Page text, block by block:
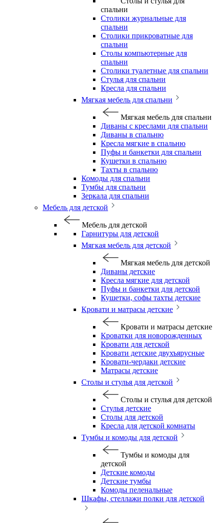
спальни
Столики журнальные для
спальни
Столики прикроватные для
спальни
Столы компьютерные для
спальни
Столики туалетные для спальни
Стулья для спальни
Кресла для спальни
Мягкая мебель для спальни
Мягкая мебель для спальни
Диваны с креслами для спальни
Диваны в спальню
Кресла мягкие в спальню
Пуфы и банкетки для спальни
Кушетки в спальню
Тахты в спальню
Комоды для спальни
Тумбы для спальни
Зеркала для спальни
Мебель для детской
Мебель для детской
Гарнитуры для детской
Мягкая мебель для детской
Мягкая мебель для детской
Диваны детские
Кресла мягкие для детской
Пуфы и банкетки для детской
Кушетки, софы тахты детские
Кровати и матрасы детские
Кровати и матрасы детские
Кроватки для новорожденных
Кровати для детской
Кровати детские двухъярусные
Кровати-чердаки детские
Матрасы детские
Столы и стулья для детской
Столы и стулья для детской
Стулья детские
Столы для детской
Кресла для детской комнаты
Тумбы и комоды для детской
Тумбы и комоды для
детской
Детские комоды
Детские тумбы
Комоды пеленальные
Шкафы, стеллажи полки для детской